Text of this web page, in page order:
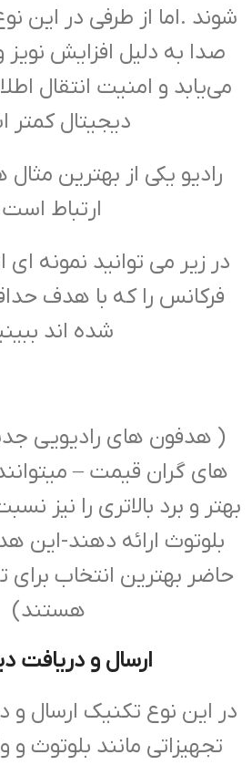
شوند .اما از طرفی در این
صدا به دلیل افزایش
می‌یابد و امنیت انتقال
دیجیتال
رادیو یکی از بهترین مثال
ارتباط
در زیر می توانید نمونه ای
فرکانس را که با هدف
شده اند
های گران قیمت –
بهتر و برد بالاتری را نیز
بلوتوث ارائه دهند-این
حاضر بهترین انتخاب برای
هستند)
ارسال و دریافت
در این نوع تکنیک ارسال و
تجهیزاتی مانند بلوتوث و